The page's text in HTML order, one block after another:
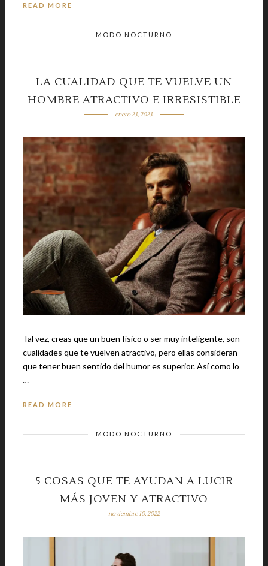
READ MORE
MODO NOCTURNO
LA CUALIDAD QUE TE VUELVE UN
HOMBRE ATRACTIVO E IRRESISTIBLE
enero 23, 2023
Tal vez, creas que un buen físico o ser muy inteligente, son
cualidades que te vuelven atractivo, pero ellas consideran
que tener buen sentido del humor es superior. Así como lo
…
READ MORE
MODO NOCTURNO
5 COSAS QUE TE AYUDAN A LUCIR
MÁS JOVEN Y ATRACTIVO
noviembre 10, 2022